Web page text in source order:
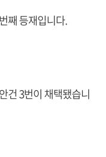
째 등재입니다.
건 3번이 채택됐습니